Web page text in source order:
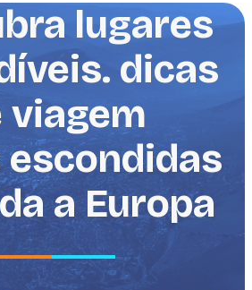
lugares
dicas
viagem
escondidas
a Europa